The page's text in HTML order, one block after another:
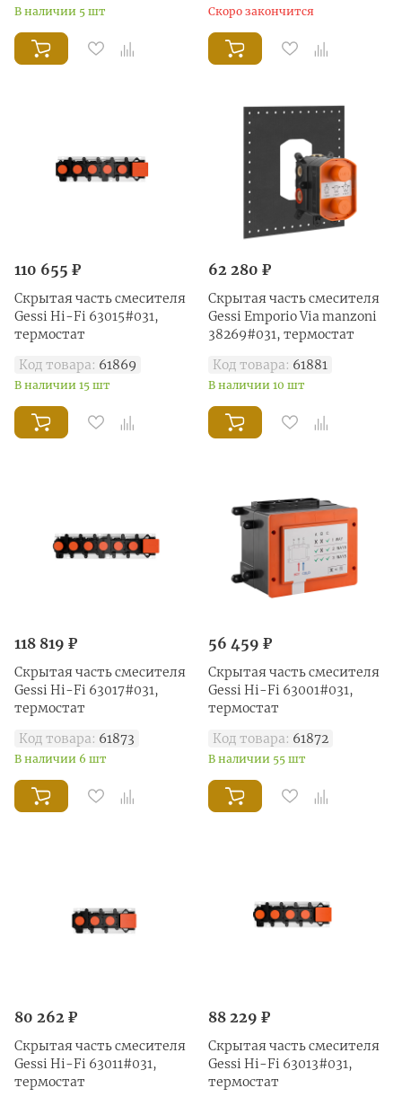
В наличии 5 шт Скоро закончится
110 655 ₽
Скрытая часть смесителя
Gessi Hi-Fi 63015#031,
термостат
Код товара: 61869
В наличии 15 шт
62 280 ₽
Скрытая часть смесителя
Gessi Emporio Via manzoni
38269#031, термостат
Код товара: 61881
В наличии 10 шт
118 819 ₽
Скрытая часть смесителя
Gessi Hi-Fi 63017#031,
термостат
Код товара: 61873
В наличии 6 шт
56 459 ₽
Скрытая часть смесителя
Gessi Hi-Fi 63001#031,
термостат
Код товара: 61872
В наличии 55 шт
80 262 ₽
Скрытая часть смесителя
Gessi Hi-Fi 63011#031,
термостат
88 229 ₽
Скрытая часть смесителя
Gessi Hi-Fi 63013#031,
термостат